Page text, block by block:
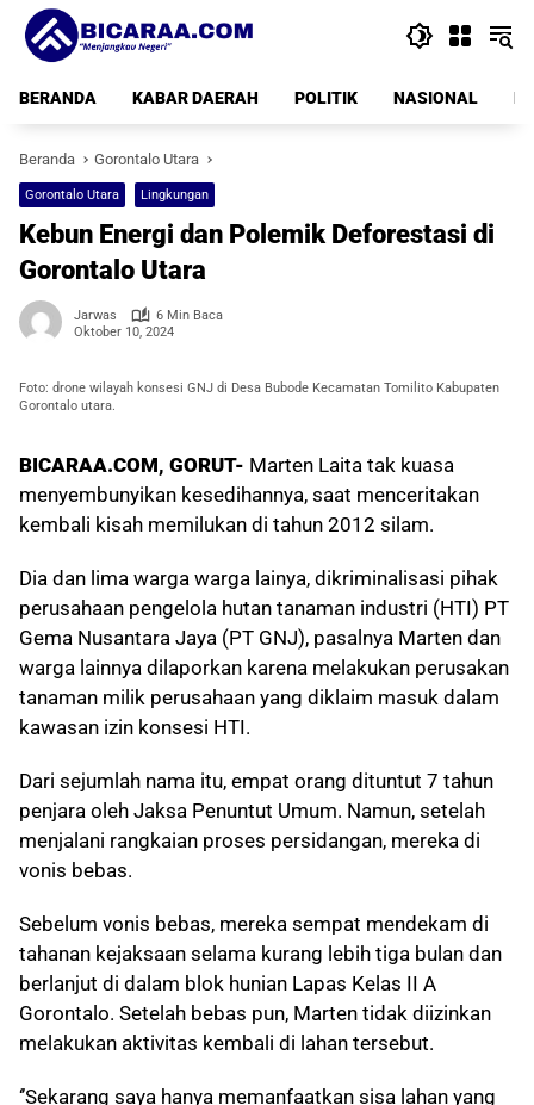
Langsung
konten
BERANDA
KABAR DAERAH POLITIK NASIONAL
Beranda Gorontalo Utara
Gorontalo Utara Lingkungan
Kebun Energi dan Polemik Deforestasi di
Gorontalo Utara
Jarwas
6 Min Baca
Oktober 10, 2024
Foto: drone wilayah konsesi GNJ di Desa Bubode Kecamatan Tomilito Kabupaten
Gorontalo utara.
BICARAA.COM, GORUT- Marten Laita tak kuasa
menyembunyikan kesedihannya, saat menceritakan
kembali kisah memilukan di tahun 2012 silam.
Dia dan lima warga warga lainya, dikriminalisasi pihak
perusahaan pengelola hutan tanaman industri (HTI) PT
Gema Nusantara Jaya (PT GNJ), pasalnya Marten dan
warga lainnya dilaporkan karena melakukan perusakan
tanaman milik perusahaan yang diklaim masuk dalam
kawasan izin konsesi HTI.
Dari sejumlah nama itu, empat orang dituntut 7 tahun
penjara oleh Jaksa Penuntut Umum. Namun, setelah
menjalani rangkaian proses persidangan, mereka di
vonis bebas.
Sebelum vonis bebas, mereka sempat mendekam di
tahanan kejaksaan selama kurang lebih tiga bulan dan
berlanjut di dalam blok hunian Lapas Kelas II A
Gorontalo. Setelah bebas pun, Marten tidak diizinkan
melakukan aktivitas kembali di lahan tersebut.
‘’Sekarang saya hanya memanfaatkan sisa lahan yang